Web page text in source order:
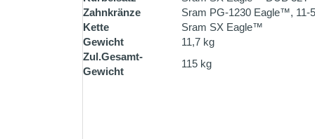
Zahnkränze
Sram PG-1230 Eagle™, 11-
Kette
Sram SX Eagle™
Gewicht
11,7 kg
Zul.Gesamt-
Gewicht
115 kg